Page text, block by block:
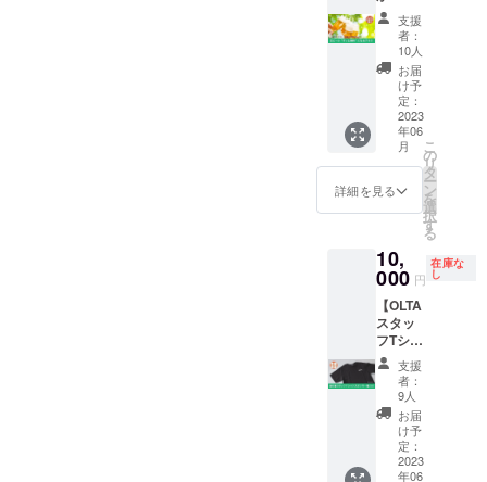
ン画像
はイ
メージ
です。
ティス
リーア
ング
レーズ
フィー
ユ”と店
名を変
更。
https://
p-
anglais
いる。
SDGsに
も力を
入れて
おり無
駄のな
い野菜
の生産
方法確
立や子
ども達
への教
育イベ
営疑似
体験
『リア
ルお店
屋さん
ごっこ
』”など
にも野
菜を提
供して
いる。
※候不順
のため
当日の
ビール
の提供
をお断
りさせ
ていた
だく場
合、権
利の剥
奪をさ
ただく
場合が
ます。
な時間
に体験
できま
す。 ※
繁忙期
（７月
～８月
中な
できま
せん。
セージ
のやり
とりで
日程の
調整を
させて
いただ
きま
す。。
※服装は
動きや
すい格
好で、
など
③QR
コード
など ※
入稿の
期限
2023年
6月末ま
で。期
に入稿
ない場
印刷な
しで配
布しま
す。 ※
裏面
（テキ
スト・
ロゴ・
QRコー
ドな
ど）の
印字を
希望さ
の有
無）を
お書き
添えく
ださ
い。 ※
ロゴ
データ
をお持
ちの場
合はク
グ終了
時に
データ
の送信
方法に
関して
ご連絡
させて
いただ
きま
す。 ※
スタッ
フTシャ
す。
（6/1～
店頭に
て配布
予定）
「OLTA
」愛知
県西尾
市一色
町佐久
日から
ご利用
す。 ※
当権利1
支援に
つき5名
分のグ
ラスを
お渡し
しま
す。グ
ラスの
利で
す。使
用する
食材や
ニュー
名など
も一緒
に決め
ていく
ことが
おこ
し、海
生プロ
ジェク
トを楽
しみま
せん
か！？
お打ち
合わせ
日は、
クラウ
「ずっ
と無
料」に
なるグ
ラス】
当プロ
ジェク
トでリ
ニュー
アル
オープ
ンする
（オル
タ）」
で、生
ビール
が飲み
放題に
なる
「OLTA
」ロゴ
入りオ
リジナ
ルグラ
スで
支援
者：
10人
お届
け予
定：
2023
年06
月
詳細を見る
こ
の
リ
タ
ー
ン
を
選
択
す
る
10,
000 円
在庫な
し
【OLTA
スタッ
フTシャ
ツスポ
ンサー
権利
（小）
家OLTA
で働く
支援
者：
9人
お届
け予
定：
2023
年06